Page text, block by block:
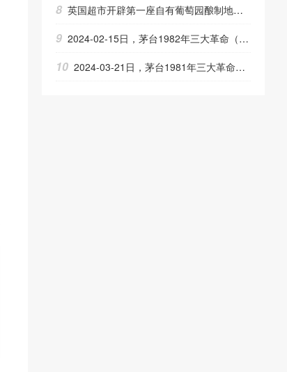
8 英国超市开辟第一座自有葡萄园酿制地产酒
9 2024-02-15日，茅台1982年三大革命（散）540ML53.00度酒每瓶的价格是多少呢？
10 2024-03-21日，茅台1981年三大革命（散）540ML53.00度酒每瓶的价格是多少呢？